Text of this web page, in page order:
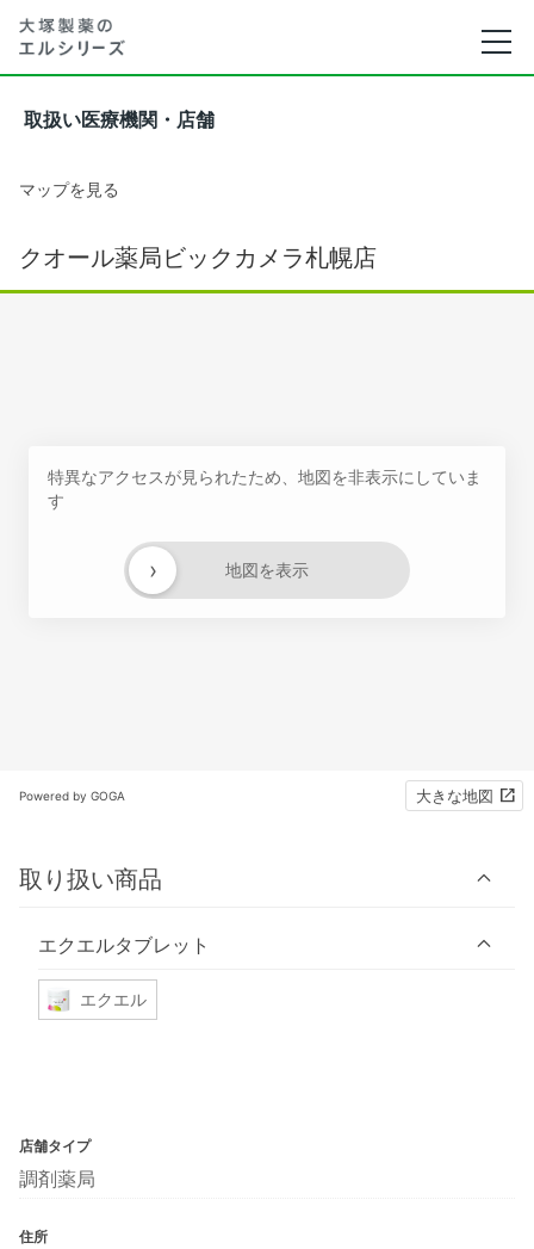
取扱い医療機関・店舗
マップを見る
クオール薬局ビックカメラ札幌店
特異なアクセスが見られたため、地図を非表示にしていま
す
地図を表示
›
Powered by GOGA 大きな地図
取り扱い商品
エクエルタブレット
エクエル
店舗タイプ
調剤薬局
住所